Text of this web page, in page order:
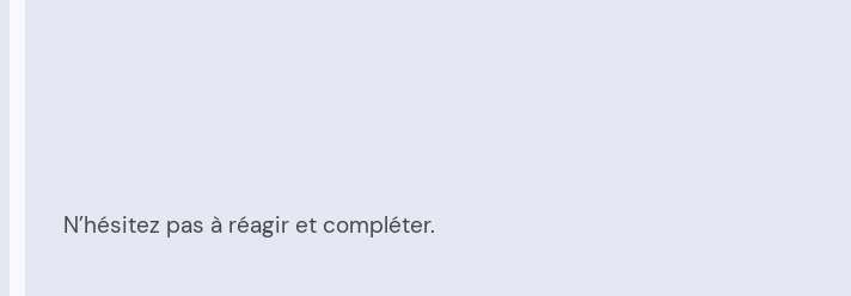
N’hésitez pas à réagir et compléter.